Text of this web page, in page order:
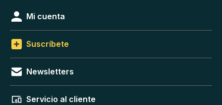
Mi cuenta
Suscríbete
Newsletters
Servicio al cliente